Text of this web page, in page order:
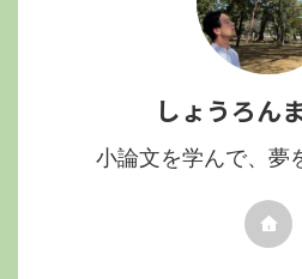
しょうろん
小論文を学んで、夢